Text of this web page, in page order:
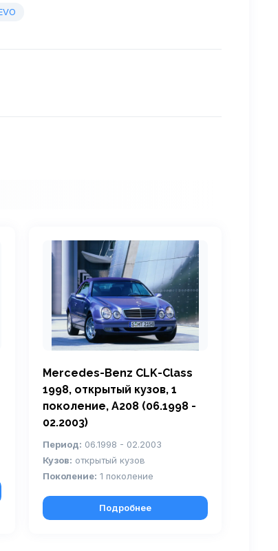
Mercedes-Benz CLK-Class
1998, открытый кузов, 1
поколение, A208 (06.1998 -
02.2003)
Период: 06.1998 - 02.2003
Кузов: открытый кузов
Поколение: 1 поколение
Подробнее